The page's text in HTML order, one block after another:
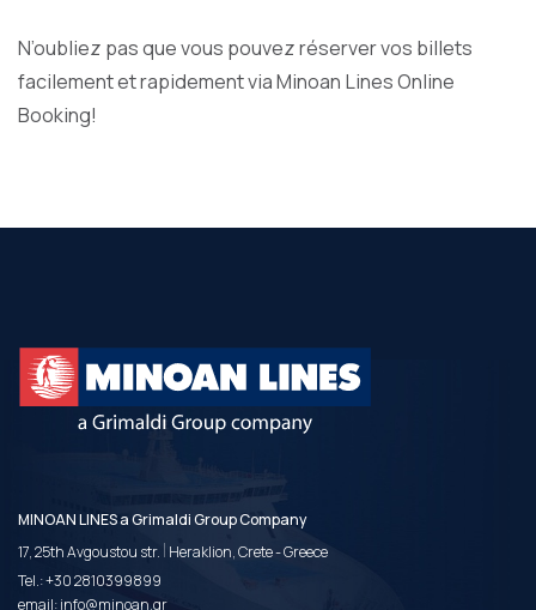
N’oubliez pas que vous pouvez réserver vos billets
facilement et rapidement viaMinoan Lines Online
Booking!
MINOAN LINES a Grimaldi Group Company
17, 25th Avgoustou str. | Heraklion, Crete - Greece
Tel.:+30 2810399899
email:info@minoan.gr